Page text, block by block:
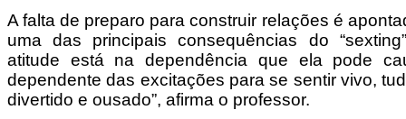
A falta de preparo para construir relações é
uma das principais consequências do
atitude está na dependência que ela pode
dependente das excitações para se sentir vivo,
divertido e ousado”, afirma o professor.